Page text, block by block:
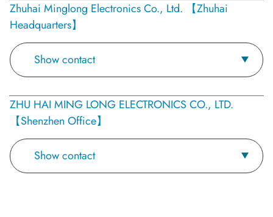
Zhuhai Minglong Electronics Co., Ltd. 【Zhuhai
Headquarters】
Show contact
ZHU HAI MING LONG ELECTRONICS CO., LTD.
【Shenzhen Office】
Show contact